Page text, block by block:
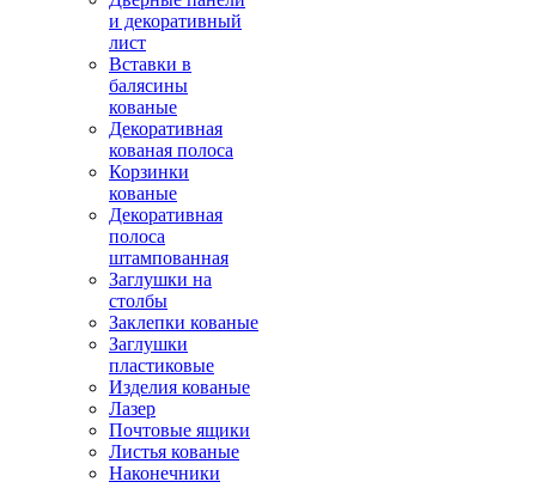
и декоративный
лист
Вставки в
балясины
кованые
Декоративная
кованая полоса
Корзинки
кованые
Декоративная
полоса
штампованная
Заглушки на
столбы
Заклепки кованые
Заглушки
пластиковые
Изделия кованые
Лазер
Почтовые ящики
Листья кованые
Наконечники